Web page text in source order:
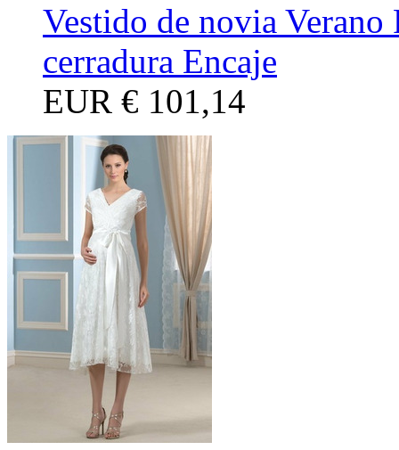
Vestido de novia Verano
cerradura Encaje
EUR € 101,14